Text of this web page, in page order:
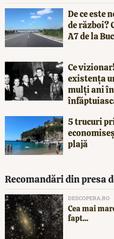
De ce este
de război?
A7 de la
Ce
existența
mulți ani
5 trucuri
plajă
Recomandări din presa
DESCOPERA.RO
Cea mai
fapt...